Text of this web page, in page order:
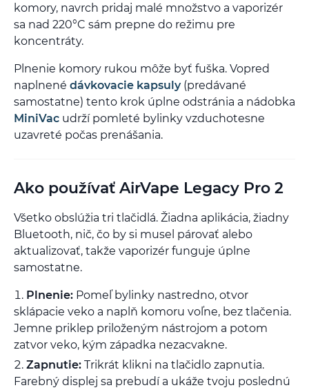
komory, navrch pridaj malé množstvo a vaporizér
sa nad 220°C sám prepne do režimu pre
koncentráty.
Plnenie komory rukou môže byť fuška. Vopred
naplnené dávkovacie kapsuly(predávané
samostatne) tento krok úplne odstránia a nádobka
MiniVac udrží pomleté bylinky vzduchotesne
uzavreté počas prenášania.
Ako používať AirVape Legacy Pro 2
Všetko obslúžia tri tlačidlá. Žiadna aplikácia, žiadny
Bluetooth, nič, čo by si musel párovať alebo
aktualizovať, takže vaporizér funguje úplne
samostatne.
Plnenie: Pomeľ bylinky nastredno, otvor
sklápacie veko a naplň komoru voľne, bez tlačenia.
Jemne priklep priloženým nástrojom a potom
zatvor veko, kým západka nezacvakne.
Zapnutie: Trikrát klikni na tlačidlo zapnutia.
Farebný displej sa prebudí a ukáže tvoju poslednú